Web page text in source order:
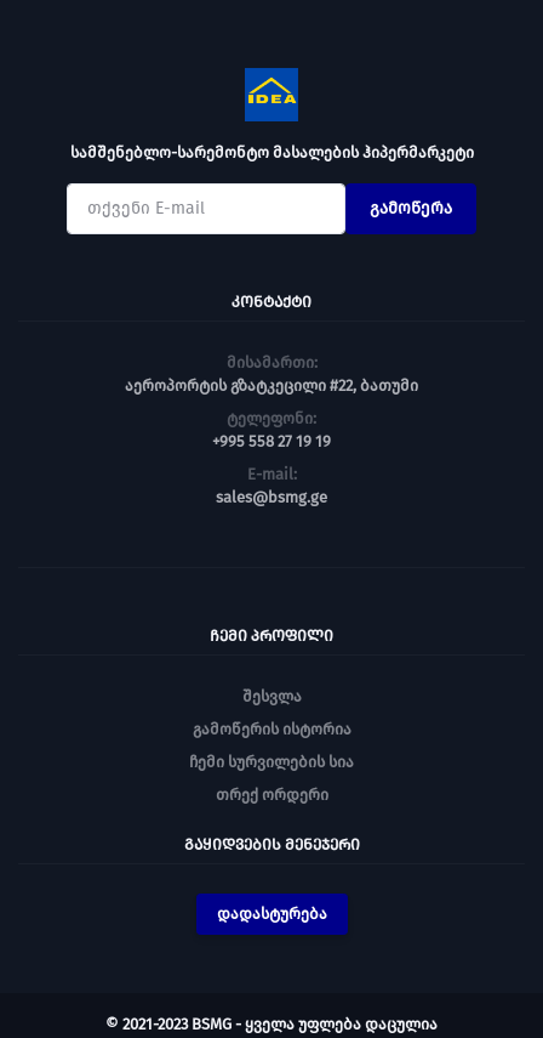
სამშენებლო-სარემონტო მასალების ჰიპერმარკეტი
გამოწერა
ᲙᲝᲜᲢᲐᲥᲢᲘ
მისამართი:
აეროპორტის გზატკეცილი #22, ბათუმი
ტელეფონი:
+995 558 27 19 19
E-mail:
sales@bsmg.ge
ᲩᲔᲛᲘ ᲞᲠᲝᲤᲘᲚᲘ
შესვლა
გამოწერის ისტორია
ჩემი სურვილების სია
თრექ ორდერი
ᲒᲐᲧᲘᲓᲕᲔᲑᲘᲡ ᲛᲔᲜᲔᲯᲔᲠᲘ
დადასტურება
© 2021-2023 BSMG - ყველა უფლება დაცულია